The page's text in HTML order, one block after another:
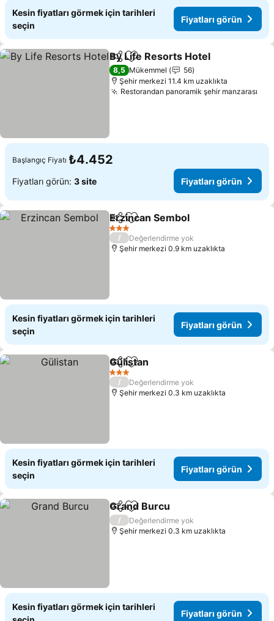
Kesin fiyatları görmek için tarihleri
seçin
Fiyatları görün
PaylaşFavorilerime ekle
By Life Resorts Hotel
8,5 Mükemmel
56
Şehir merkezi 11.4 km uzaklıkta
Restorandan panoramik şehir manzarası
Başlangıç Fiyatı ₺4.452
Fiyatları görün: 3 site Fiyatları görün
PaylaşFavorilerime ekle
Erzincan Sembol
3 Yıldız
/
Değerlendirme yok
Şehir merkezi 0.9 km uzaklıkta
Kesin fiyatları görmek için tarihleri
seçin
Fiyatları görün
PaylaşFavorilerime ekle
Gülistan
3 Yıldız
/
Değerlendirme yok
Şehir merkezi 0.3 km uzaklıkta
Kesin fiyatları görmek için tarihleri
seçin
Fiyatları görün
PaylaşFavorilerime ekle
Grand Burcu
/
Değerlendirme yok
Şehir merkezi 0.3 km uzaklıkta
Kesin fiyatları görmek için tarihleri
Fiyatları görün